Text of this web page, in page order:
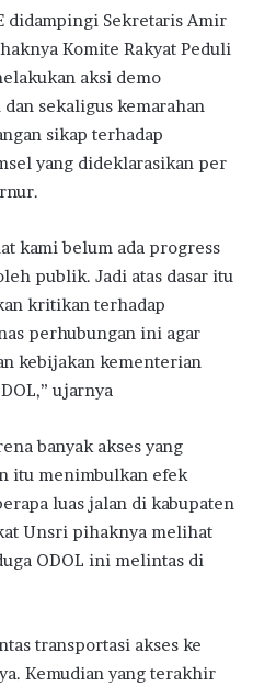
didampingi Sekretaris Amir
Komite Rakyat Peduli
aksi demo
sekaligus kemarahan
sikap terhadap
yang dideklarasikan per
kami belum ada progress
publik. Jadi atas dasar itu
kritikan terhadap
perhubungan ini agar
kebijakan kementerian
ujarnya
banyak akses yang
itu menimbulkan efek
luas jalan di kabupaten
Unsri pihaknya melihat
ODOL ini melintas di
transportasi akses ke
Kemudian yang terakhir